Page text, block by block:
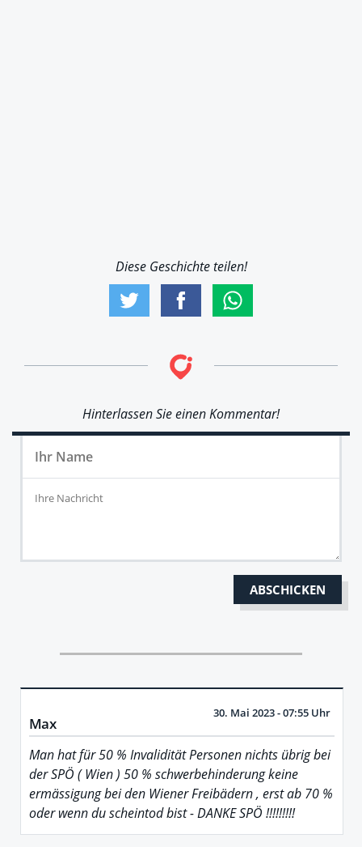
Diese Geschichte teilen!
Hinterlassen Sie einen Kommentar!
Max
30. Mai 2023 - 07:55 Uhr
Man hat für 50 % Invalidität Personen nichts übrig bei
der SPÖ ( Wien ) 50 % schwerbehinderung keine
ermässigung bei den Wiener Freibädern , erst ab 70 %
oder wenn du scheintod bist - DANKE SPÖ !!!!!!!!!